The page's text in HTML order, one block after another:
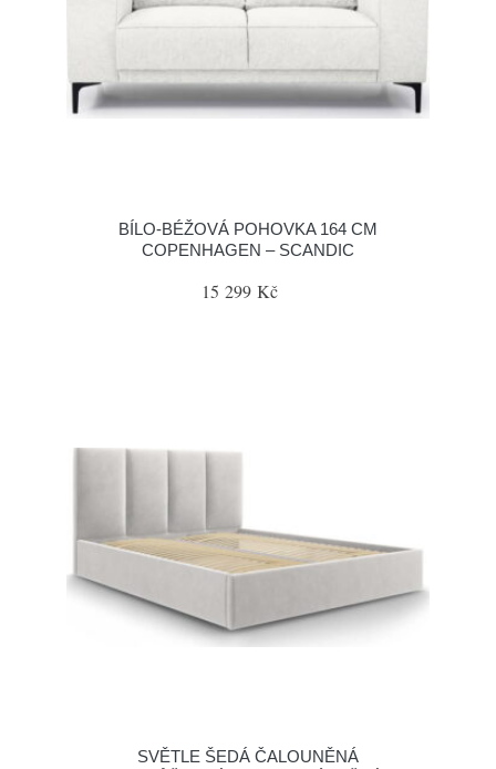
BÍLO-BÉŽOVÁ POHOVKA 164 CM
COPENHAGEN – SCANDIC
15 299 Kč
SVĚTLE ŠEDÁ ČALOUNĚNÁ